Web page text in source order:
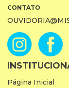
CONTATO
Página Inicial